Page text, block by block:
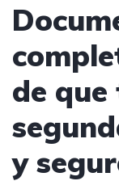
de que
y